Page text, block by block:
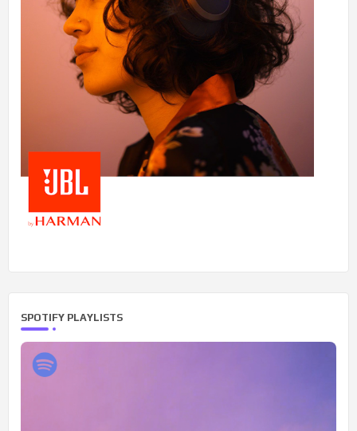
SPOTIFY PLAYLISTS